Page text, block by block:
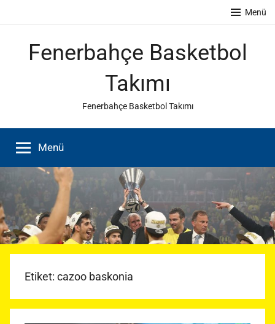
Menü
Fenerbahçe Basketbol
Takımı
Fenerbahçe Basketbol Takımı
Menü
Etiket: cazoo baskonia